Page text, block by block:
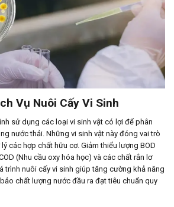
Vụ Nuôi Cấy Vi Sinh
sử dụng các loại vi sinh vật có lợi để phân
nước thải. Những vi sinh vật này đóng vai trò
các hợp chất hữu cơ. Giảm thiểu lượng BOD
(Nhu cầu oxy hóa học) và các chất rắn lơ
trình nuôi cấy vi sinh giúp tăng cường khả năng
chất lượng nước đầu ra đạt tiêu chuẩn quy